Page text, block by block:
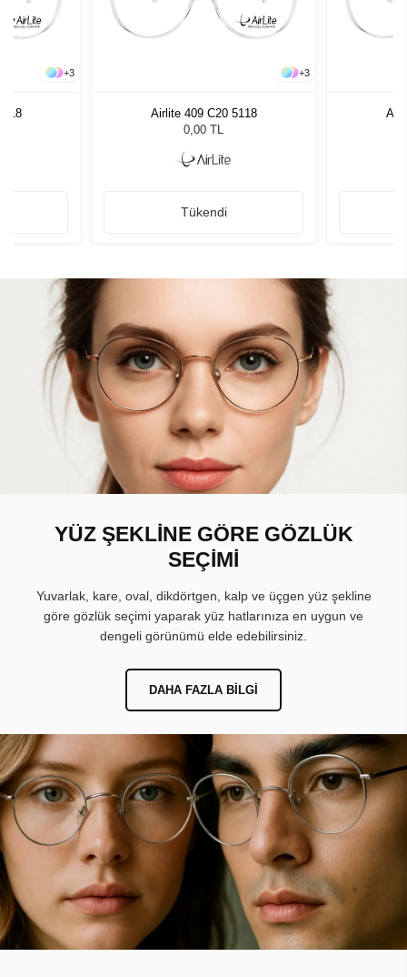
+3 +3
Airlite 409 C20 5118
0,00 TL
Tükendi
YÜZ ŞEKLİNE GÖRE GÖZLÜK
SEÇİMİ
Yuvarlak, kare, oval, dikdörtgen, kalp ve üçgen yüz şekline
göre gözlük seçimi yaparak yüz hatlarınıza en uygun ve
dengeli görünümü elde edebilirsiniz.
DAHA FAZLA BILGI